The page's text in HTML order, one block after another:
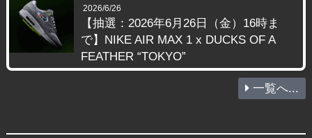
2026/6/26
【抽選：2026年6月26日（金）16時ま
で】NIKE AIR MAX 1 x DUCKS OF A
FEATHER “TOKYO”
一覧へ...